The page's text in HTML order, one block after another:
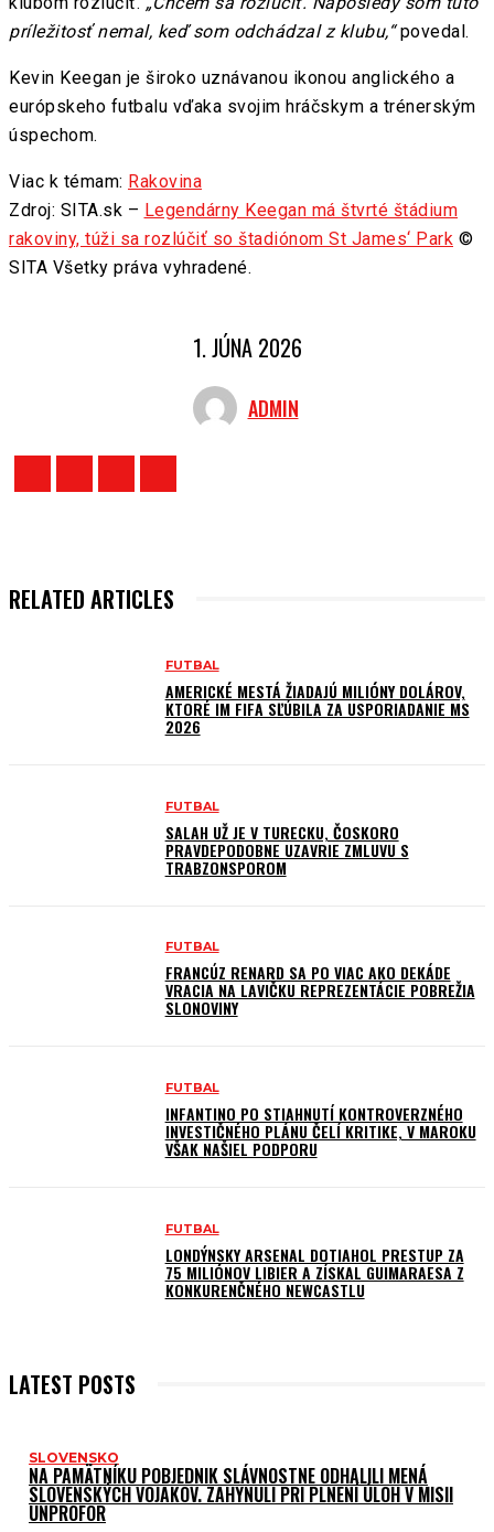
príležitosť nemal, keď som odchádzal z klubu,“povedal.
Kevin Keegan je široko uznávanou ikonou anglického a
európskeho futbalu vďaka svojim hráčskym a trénerským
úspechom.
Viac k témam: Rakovina
Zdroj: SITA.sk – Legendárny Keegan má štvrté štádium
rakoviny, túži sa rozlúčiť so štadiónom St James‘ Park ©
SITA Všetky práva vyhradené.
1. JÚNA 2026
ADMIN
RELATED ARTICLES
FUTBAL
AMERICKÉ MESTÁ ŽIADAJÚ MILIÓNY DOLÁROV,
KTORÉ IM FIFA SĽÚBILA ZA USPORIADANIE MS
2026
FUTBAL
SALAH UŽ JE V TURECKU, ČOSKORO
PRAVDEPODOBNE UZAVRIE ZMLUVU S
TRABZONSPOROM
FUTBAL
FRANCÚZ RENARD SA PO VIAC AKO DEKÁDE
VRACIA NA LAVIČKU REPREZENTÁCIE POBREŽIA
SLONOVINY
FUTBAL
INFANTINO PO STIAHNUTÍ KONTROVERZNÉHO
INVESTIČNÉHO PLÁNU ČELÍ KRITIKE, V MAROKU
VŠAK NAŠIEL PODPORU
FUTBAL
LONDÝNSKY ARSENAL DOTIAHOL PRESTUP ZA
75 MILIÓNOV LIBIER A ZÍSKAL GUIMARAESA Z
KONKURENČNÉHO NEWCASTLU
LATEST POSTS
SLOVENSKO
NA PAMÄTNÍKU POBJEDNIK SLÁVNOSTNE ODHALILI MENÁ
SLOVENSKÝCH VOJAKOV. ZAHYNULI PRI PLNENÍ ÚLOH V MISII
UNPROFOR